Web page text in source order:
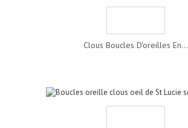
Clous Boucles D'oreilles En...